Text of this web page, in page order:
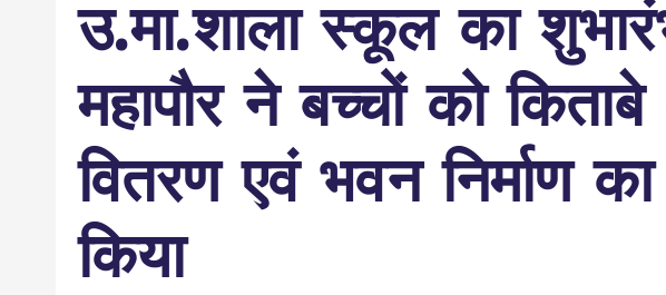
उ.मा.शाला स्कूल का
महापौर ने बच्चों को
वितरण एवं भवन निर्माण
किया